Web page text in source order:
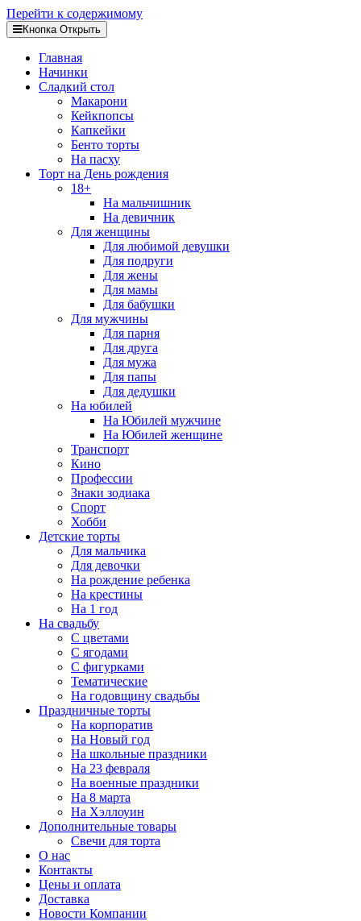
Перейти к содержимому
Кнопка Открыть
Главная
Начинки
Сладкий стол
Макарони
Кейкпопсы
Капкейки
Бенто торты
На пасху
Торт на День рождения
18+
На мальчишник
На девичник
Для женщины
Для любимой девушки
Для подруги
Для жены
Для мамы
Для бабушки
Для мужчины
Для парня
Для друга
Для мужа
Для папы
Для дедушки
На юбилей
На Юбилей мужчине
На Юбилей женщине
Транспорт
Кино
Профессии
Знаки зодиака
Спорт
Хобби
Детские торты
Для мальчика
Для девочки
На рождение ребенка
На крестины
На 1 год
На свадьбу
С цветами
С ягодами
С фигурками
Тематические
На годовщину свадьбы
Праздничные торты
На корпоратив
На Новый год
На школьные праздники
На 23 февраля
На военные праздники
На 8 марта
На Хэллоуин
Дополнительные товары
Свечи для торта
О нас
Контакты
Цены и оплата
Доставка
Новости Компании